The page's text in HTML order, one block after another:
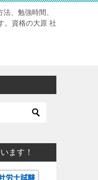
、勉強時間、
。資格の大原 社
ます！